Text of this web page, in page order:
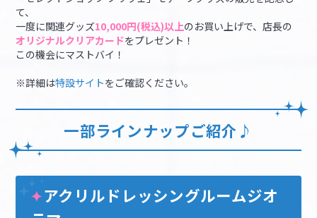
て、
一度に関連グッズ10,000円(税込)以上のお買い上げで、店長の
オリジナルクリアカードをプレゼント！
この機会にマストバイ！
※詳細は特設サイトをご確認ください。​
一部ラインナップご紹介♪
✦アクリルドレッシングルームジオ